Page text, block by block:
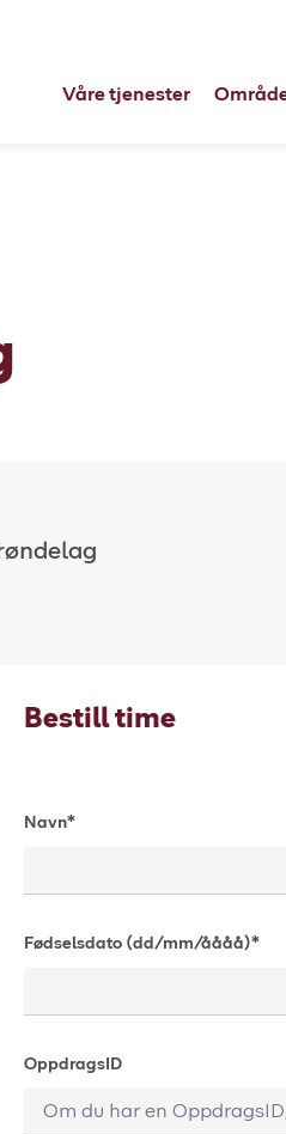
Våre tjenester
Bestill time
Navn*
Fødselsdato (dd/mm/åååå)*
OppdragsID